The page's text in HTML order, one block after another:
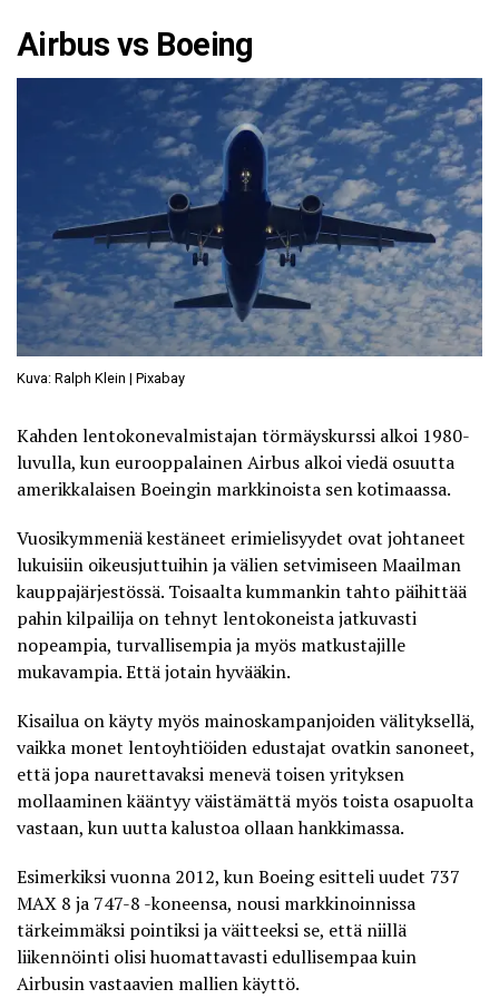
Airbus vs Boeing
Kuva: Ralph Klein | Pixabay
Kahden lentokonevalmistajan törmäyskurssi alkoi 1980-
luvulla, kun eurooppalainen Airbus alkoi viedä osuutta
amerikkalaisen Boeingin markkinoista sen kotimaassa.
Vuosikymmeniä kestäneet erimielisyydet ovat johtaneet
lukuisiin oikeusjuttuihin ja välien setvimiseen Maailman
kauppajärjestössä. Toisaalta kummankin tahto päihittää
pahin kilpailija on tehnyt lentokoneista jatkuvasti
nopeampia, turvallisempia ja myös matkustajille
mukavampia. Että jotain hyvääkin.
Kisailua on käyty myös mainoskampanjoiden välityksellä,
vaikka monet lentoyhtiöiden edustajat ovatkin sanoneet,
että jopa naurettavaksi menevä toisen yrityksen
mollaaminen kääntyy väistämättä myös toista osapuolta
vastaan, kun uutta kalustoa ollaan hankkimassa.
Esimerkiksi vuonna 2012, kun Boeing esitteli uudet 737
MAX 8 ja 747-8 -koneensa, nousi markkinoinnissa
tärkeimmäksi pointiksi ja väitteeksi se, että niillä
liikennöinti olisi huomattavasti edullisempaa kuin
Airbusin vastaavien mallien käyttö.